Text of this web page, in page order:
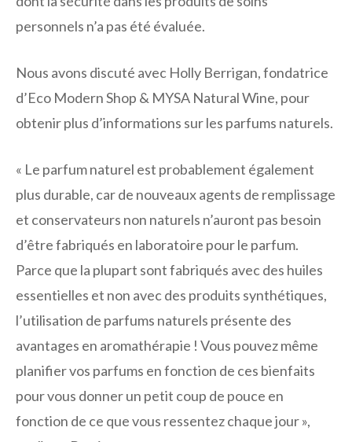
personnels n’a pas été évaluée.
Nous avons discuté avec Holly Berrigan, fondatrice
d’Eco Modern Shop & MYSA Natural Wine, pour
obtenir plus d’informations sur les parfums naturels.
« Le parfum naturel est probablement également
plus durable, car de nouveaux agents de remplissage
et conservateurs non naturels n’auront pas besoin
d’être fabriqués en laboratoire pour le parfum.
Parce que la plupart sont fabriqués avec des huiles
essentielles et non avec des produits synthétiques,
l’utilisation de parfums naturels présente des
avantages en aromathérapie ! Vous pouvez même
planifier vos parfums en fonction de ces bienfaits
pour vous donner un petit coup de pouce en
fonction de ce que vous ressentez chaque jour »,